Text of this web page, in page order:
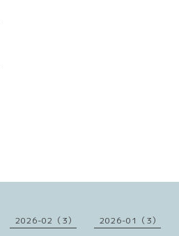
2026-02（3） 2026-01（3）